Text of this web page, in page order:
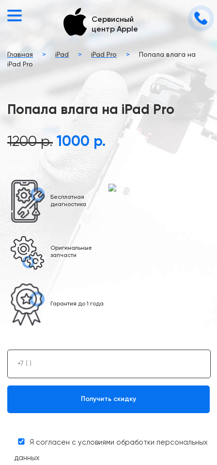
Сервисный
центр Apple
Главная > iPad > iPad Pro >
Попала влага на
iPad Pro
Попала влага на iPad Pro
1200 р. 1000 р.
Бесплатная
диагностика
Оригинальные
запчасти
Гарантия до 1 года
Я согласен с условиями обработки персональных
данных